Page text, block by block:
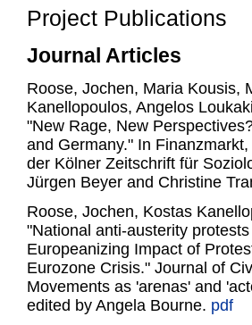
Project Publications
Journal Articles
Roose, Jochen, Maria Kousis,
Kanellopoulos, Angelos
"New Rage, New
and Germany." In
der Kölner Zeitschrift für
Jürgen Beyer and Christine
Roose, Jochen, Kostas
"National anti-austerity
Europeanizing Impact of
Eurozone Crisis." Journal of
Movements as 'arenas' and
edited by Angela Bourne. pdf